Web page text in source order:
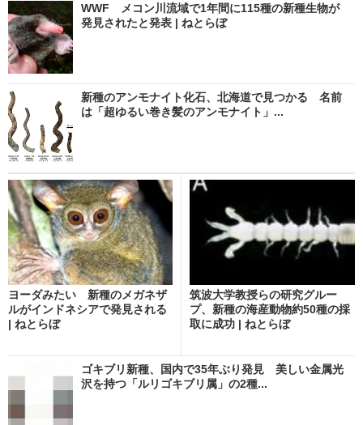
WWF メコン川流域で1年間に115種の新種生物が
発見されたと発表 | ねとらぼ
新種のアンモナイト化石、北海道で見つかる 名前
は「超ゆるい巻き髪のアンモナイト」...
ヨーダみたい 新種のメガネザ
ルがインドネシアで発見される
| ねとらぼ
筑波大学教授らの研究グルー
プ、新種の海産動物約50種の採
取に成功 | ねとらぼ
ゴキブリ新種、国内で35年ぶり発見 美しい金属光
沢を持つ「ルリゴキブリ属」の2種...